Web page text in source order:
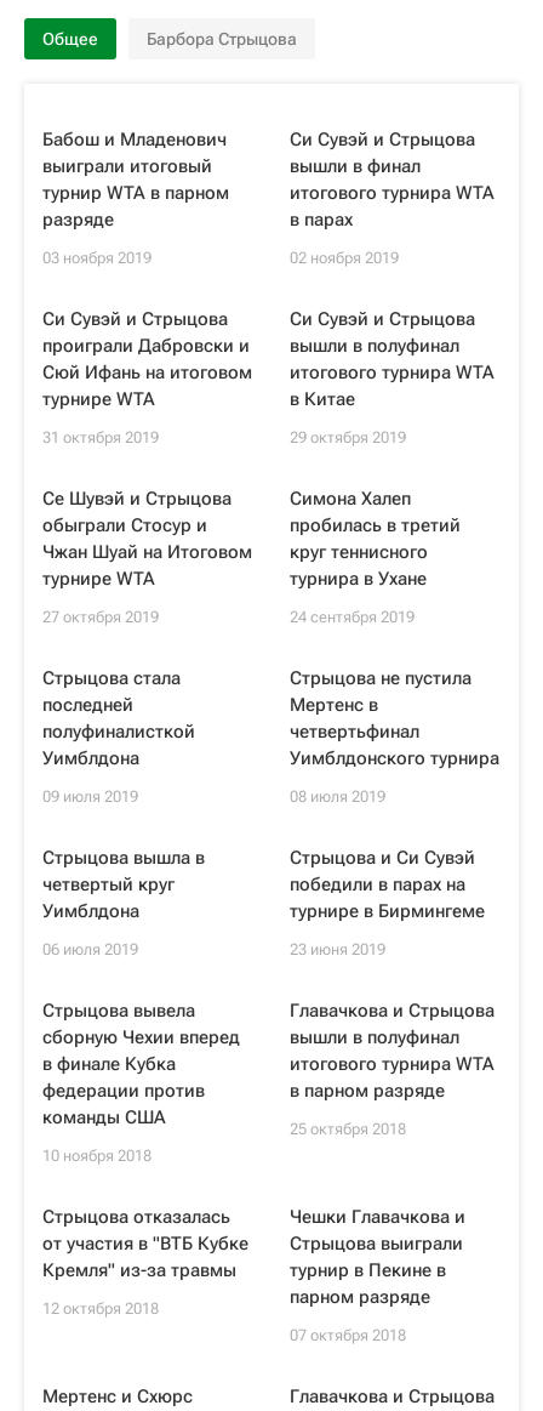
Общее Барбора Стрыцова
Бабош и Младенович
выиграли итоговый
турнир WTA в парном
разряде
03 ноября 2019
Си Сувэй и Стрыцова
вышли в финал
итогового турнира WTA
в парах
02 ноября 2019
Си Сувэй и Стрыцова
проиграли Дабровски и
Сюй Ифань на итоговом
турнире WTA
31 октября 2019
Си Сувэй и Стрыцова
вышли в полуфинал
итогового турнира WTA
в Китае
29 октября 2019
Се Шувэй и Стрыцова
обыграли Стосур и
Чжан Шуай на Итоговом
турнире WTA
27 октября 2019
Симона Халеп
пробилась в третий
круг теннисного
турнира в Ухане
24 сентября 2019
Стрыцова стала
последней
полуфиналисткой
Уимблдона
09 июля 2019
Стрыцова не пустила
Мертенс в
четвертьфинал
Уимблдонского турнира
08 июля 2019
Стрыцова вышла в
четвертый круг
Уимблдона
06 июля 2019
Стрыцова и Си Сувэй
победили в парах на
турнире в Бирмингеме
23 июня 2019
Стрыцова вывела
сборную Чехии вперед
в финале Кубка
федерации против
команды США
10 ноября 2018
Главачкова и Стрыцова
вышли в полуфинал
итогового турнира WTA
в парном разряде
25 октября 2018
Стрыцова отказалась
от участия в "ВТБ Кубке
Кремля" из-за травмы
12 октября 2018
Чешки Главачкова и
Стрыцова выиграли
турнир в Пекине в
парном разряде
07 октября 2018
Мертенс и Схюрс
Главачкова и Стрыцова